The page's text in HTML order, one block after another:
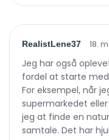
RealistLene37 18.
Jeg har også
fordel at starte
For eksempel, når
supermarkedet
jeg at finde en
samtale. Det har